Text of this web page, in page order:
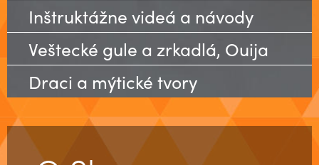
Inštruktážne videá a návody
Veštecké gule a zrkadlá, Ouija
Draci a mýtické tvory